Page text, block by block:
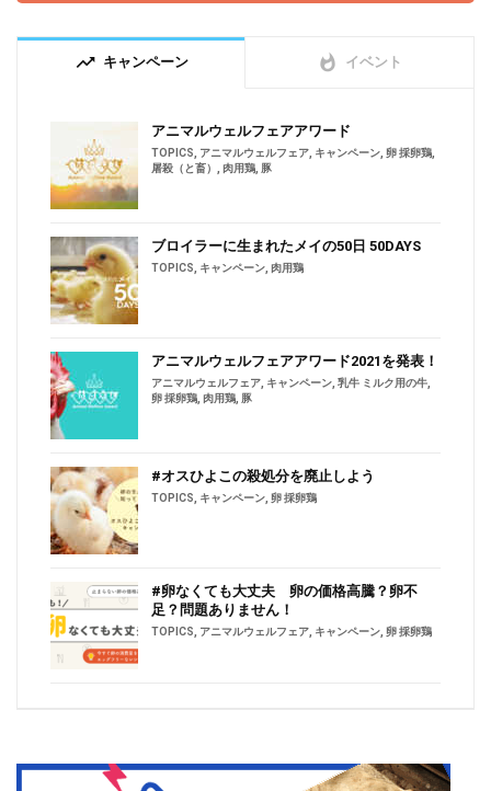
trending_up キャンペーン whatshot イベント
アニマルウェルフェアアワード
TOPICS, アニマルウェルフェア, キャンペーン, 卵 採卵鶏,
屠殺（と畜） , 肉用鶏, 豚
ブロイラーに生まれたメイの50日 50DAYS
TOPICS, キャンペーン, 肉用鶏
アニマルウェルフェアアワード2021を発表！
アニマルウェルフェア, キャンペーン, 乳牛 ミルク用の牛,
卵 採卵鶏, 肉用鶏, 豚
#オスひよこの殺処分を廃止しよう
TOPICS, キャンペーン, 卵 採卵鶏
#卵なくても大丈夫 卵の価格高騰？卵不
足？問題ありません！
TOPICS, アニマルウェルフェア, キャンペーン, 卵 採卵鶏